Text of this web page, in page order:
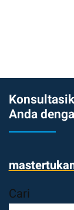
Anda
Cari